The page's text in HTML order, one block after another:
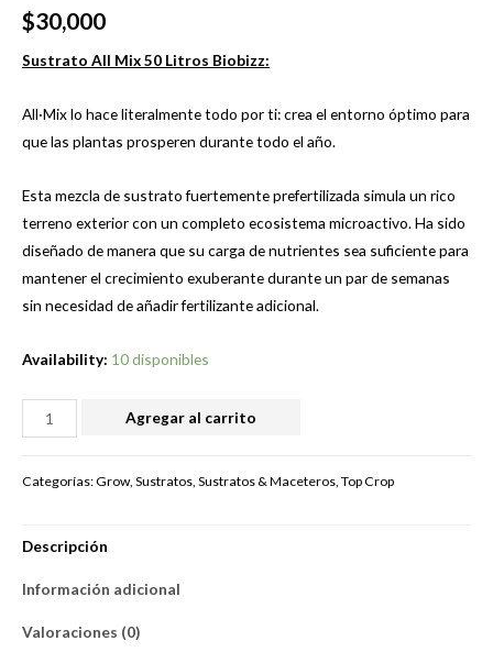
$30,000
Sustrato All Mix 50 Litros Biobizz:
All·Mix lo hace literalmente todo por ti: crea el entorno óptimo para
que las plantas prosperen durante todo el año.
Esta mezcla de sustrato fuertemente prefertilizada simula un rico
terreno exterior con un completo ecosistema microactivo. Ha sido
diseñado de manera que su carga de nutrientes sea suficiente para
mantener el crecimiento exuberante durante un par de semanas
sin necesidad de añadir fertilizante adicional.
Availability: 10 disponibles
SUSTRATO
-
50
TOP
Agregar al carrito
Categorías:Grow, Sustratos, Sustratos & Maceteros, Top Crop
Descripción
Información adicional
Valoraciones (0)